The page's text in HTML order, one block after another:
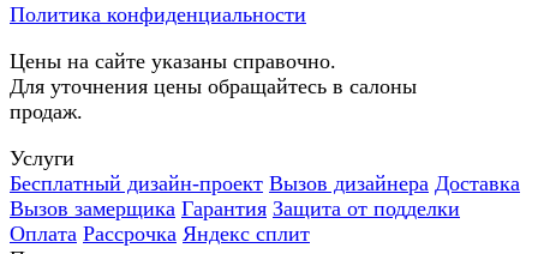
Политика конфиденциальности
Цены на сайте указаны справочно.
Для уточнения цены обращайтесь в салоны
продаж.
Услуги
Бесплатный дизайн-проект Вызов дизайнера Доставка
Вызов замерщика Гарантия Защита от подделки
Оплата Рассрочка Яндекс сплит